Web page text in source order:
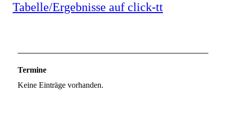
Tabelle/Ergebnisse auf click-tt
Termine
Keine Einträge vorhanden.